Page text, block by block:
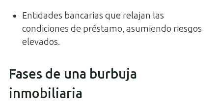
Entidades bancarias que relajan las
condiciones de préstamo, asumiendo riesgos
elevados.
Fases de una burbuja
inmobiliaria